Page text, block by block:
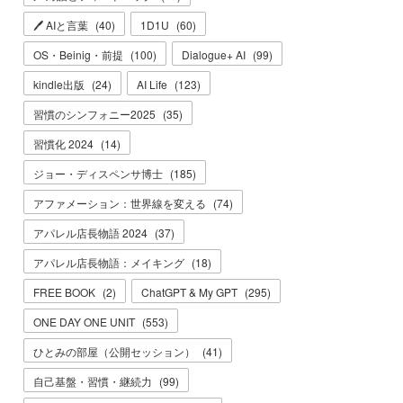
🖊 AIと言葉 (40) 1D1U (60)
OS・Beinig・前提 (100) Dialogue+ AI (99)
kindle出版 (24) AI Life (123)
習慣のシンフォニー2025 (35)
習慣化 2024 (14)
ジョー・ディスペンサ博士 (185)
アファメーション：世界線を変える (74)
アパレル店長物語 2024 (37)
アパレル店長物語：メイキング (18)
FREE BOOK (2) ChatGPT & My GPT (295)
ONE DAY ONE UNIT (553)
ひとみの部屋（公開セッション）
(41)
自己基盤・習慣・継続力 (99)